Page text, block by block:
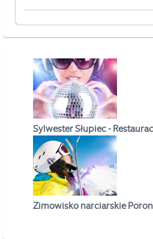
Sylwester Słupiec -
Zimowisko narciarskie